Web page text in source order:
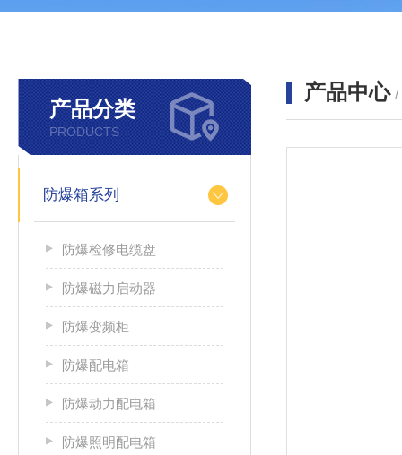
产品分类
PRODUCTS
防爆箱系列
防爆检修电缆盘
防爆磁力启动器
防爆变频柜
防爆配电箱
防爆动力配电箱
防爆照明配电箱
产品中心 /